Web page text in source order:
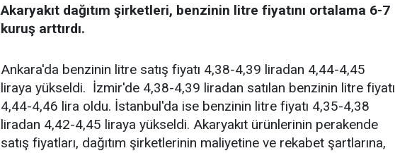
Akaryakıt dağıtım şirketleri, benzinin litre fiyatını ortalama 6-7
kuruş arttırdı.
Ankara'da benzinin litre satış fiyatı 4,38-4,39 liradan 4,44-4,45
liraya yükseldi. İzmir'de 4,38-4,39 liradan satılan benzinin litre fiyatı
4,44-4,46 lira oldu. İstanbul'da ise benzinin litre fiyatı 4,35-4,38
liradan 4,42-4,45 liraya yükseldi. Akaryakıt ürünlerinin perakende
satış fiyatları, dağıtım şirketlerinin maliyetine ve rekabet şartlarına,